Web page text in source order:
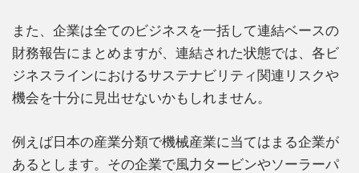
また、企業は全てのビジネスを一括して連結ベースの
財務報告にまとめますが、連結された状態では、各ビ
ジネスラインにおけるサステナビリティ関連リスクや
機会を十分に見出せないかもしれません。
例えば日本の産業分類で機械産業に当てはまる企業が
あるとします。その企業で風力タービンやソーラーパ